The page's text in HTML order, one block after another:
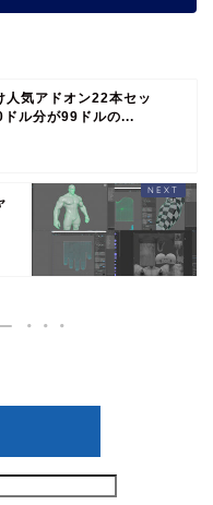
気アドオン22本セッ
ドル分が99ドルの...